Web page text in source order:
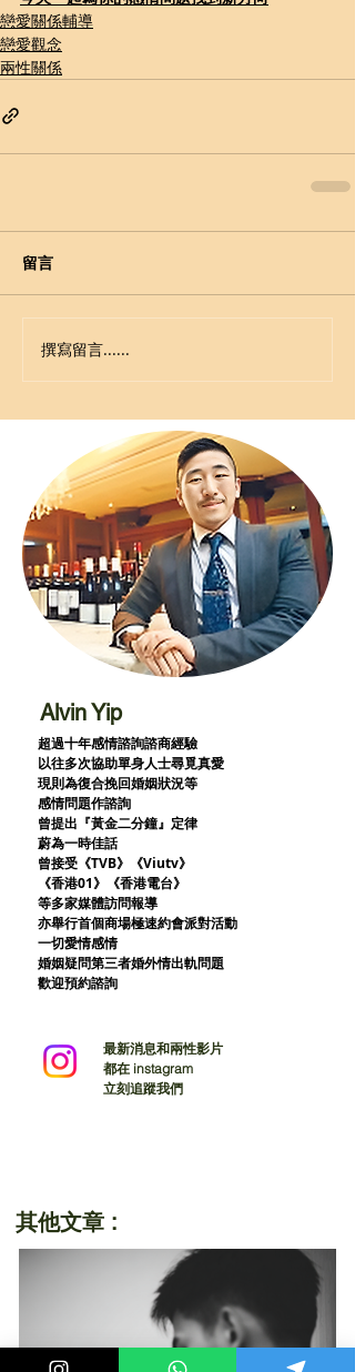
戀愛關係輔導
戀愛觀念
兩性關係
留言
撰寫留言......
Alvin Yip
超過十年感情諮詢諮商經驗
以往多次協助單身人士尋覓真愛
現則為復合挽回婚姻狀況等
感情問題作諮詢
曾提出『黃金二分鐘』定律
蔚為一時佳話
曾接受《TVB》《Viutv》
《香港01》
《香港電台》
等多家媒體訪問報導
亦舉行首個商場極速約會派對活動
一切愛情感情
婚姻疑問第三者婚外情出軌問題
歡迎預約諮詢
最新消息和兩性影片
都在 instagram
立刻追蹤我們
其他文章 :